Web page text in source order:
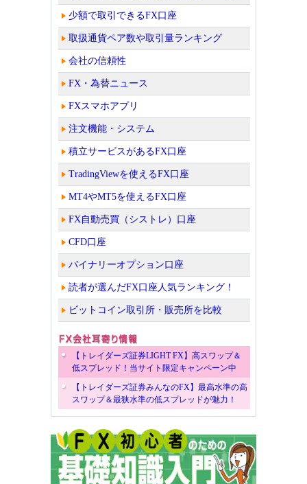
少額で取引できるFX口座
取扱通貨ペア数や取引量ランキング
会社の信頼性
FX・為替ニュース
FXスマホアプリ
注文機能・システム
積立サービスがあるFX口座
TradingViewを使えるFX口座
MT4やMT5を使えるFX口座
FX自動売買（シストレ）口座
CFD口座
バイナリーオプション口座
読者が選んだFX口座人気ランキング！
ビットコイン取引所・販売所を比較
【トレイダーズ証券LIGHT FX】高スワップ＆
低スプレッド！当サイト限定キャンペーン中
【トレイダーズ証券みんなのFX】最高水準の高
スワップ＆最狭水準の低スプレッドが魅力！